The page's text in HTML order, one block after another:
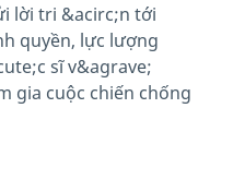
lời tri &acirc;n tới
quyền, lực lượng
sĩ v&agrave;
gia cuộc chiến chống